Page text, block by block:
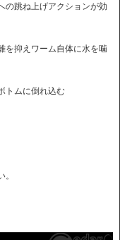
の跳ね上げアクションが効
を抑えワーム自体に水を噛
トムに倒れ込む